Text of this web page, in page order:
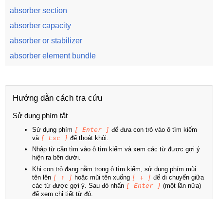
absorber section
absorber capacity
absorber or stabilizer
absorber element bundle
Hướng dẫn cách tra cứu
Sử dụng phím tắt
Sử dụng phím [ Enter ] để đưa con trỏ vào ô tìm kiếm
và [ Esc ] để thoát khỏi.
Nhập từ cần tìm vào ô tìm kiếm và xem các từ được gợi ý
hiện ra bên dưới.
Khi con trỏ đang nằm trong ô tìm kiếm, sử dụng phím mũi
tên lên [ ↑ ] hoặc mũi tên xuống [ ↓ ] để di chuyển giữa
các từ được gợi ý. Sau đó nhấn [ Enter ] (một lần nữa)
để xem chi tiết từ đó.